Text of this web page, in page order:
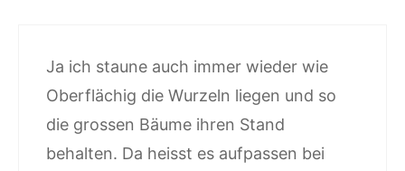
Ja ich staune auch immer wieder wie
Oberflächig die Wurzeln liegen und so
die grossen Bäume ihren Stand
behalten. Da heisst es aufpassen bei